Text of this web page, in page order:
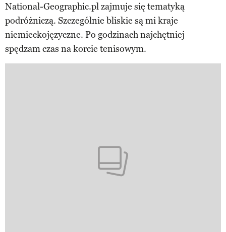
National-Geographic.pl zajmuje się tematyką
podróżniczą. Szczególnie bliskie są mi kraje
niemieckojęzyczne. Po godzinach najchętniej
spędzam czas na korcie tenisowym.